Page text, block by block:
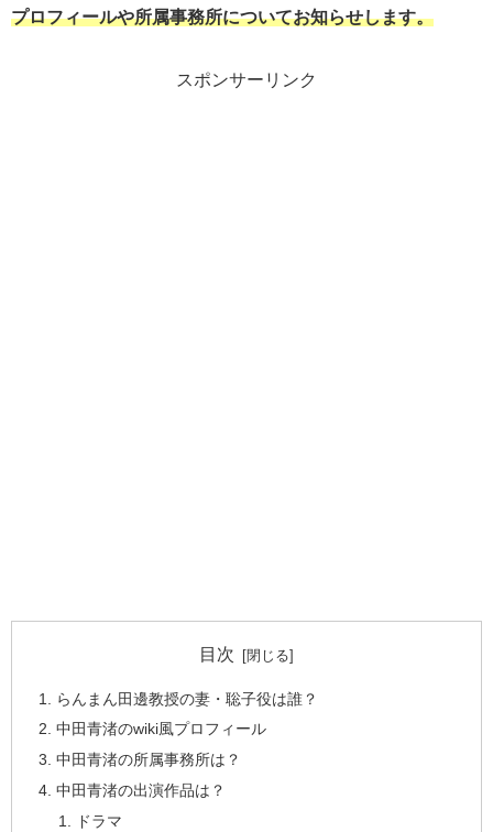
プロフィールや所属事務所についてお知らせします。
スポンサーリンク
目次
らんまん田邊教授の妻・聡子役は誰？
中田青渚のwiki風プロフィール
中田青渚の所属事務所は？
中田青渚の出演作品は？
ドラマ